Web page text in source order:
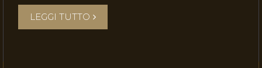
LEGGI TUTTO